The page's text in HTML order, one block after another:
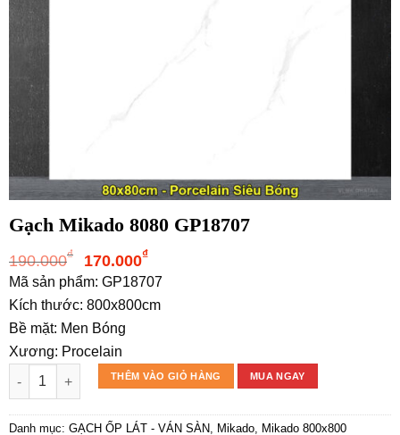
Gạch Mikado 8080 GP18707
190.000₫
Giá
gốc
là:
190.000₫.
170.000₫Giá
hiện
tại
Mã sản phẩm: GP18707
Kích thước: 800x800cm
Bề mặt: Men Bóng
Xương: Procelain
Gạch Mikado 8080 GP18707 số lượng
THÊM VÀO GIỎ HÀNG MUA NGAY
Danh mục: GẠCH ỐP LÁT - VÁN SÀN, Mikado, Mikado 800x800